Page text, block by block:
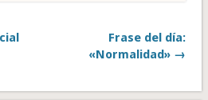
Frase del día:
«Normalidad» →